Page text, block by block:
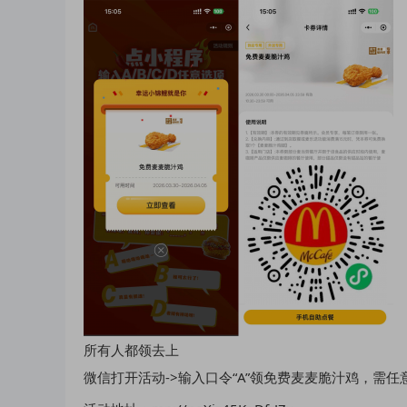
所有人都领去上
微信打开活动->输入口令“A”领免费麦麦脆汁鸡，需